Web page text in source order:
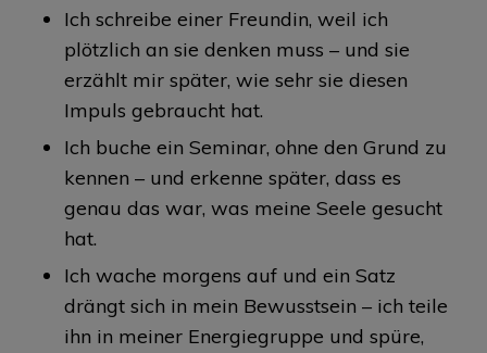
Ich schreibe einer Freundin, weil ich
plötzlich an sie denken muss – und sie
erzählt mir später, wie sehr sie diesen
Impuls gebraucht hat.
Ich buche ein Seminar, ohne den Grund zu
kennen – und erkenne später, dass es
genau das war, was meine Seele gesucht
hat.
Ich wache morgens auf und ein Satz
drängt sich in mein Bewusstsein – ich teile
ihn in meiner Energiegruppe und spüre,